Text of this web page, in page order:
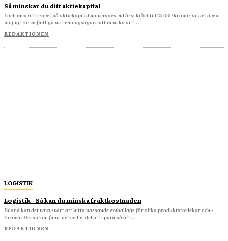
Så minskar du ditt aktiekapital
I och med att kravet på aktiekapital halverades vid årsskiftet till 25 000 kronor är det även
möjligt för befintliga aktiebolagsägare att minska ditt...
REDAKTIONEN
LOGISTIK
Logistik – Så kan du minska fraktkostnaden
Ibland kan det vara svårt att hitta passande emballage för olika produktstorlekar och -
former. Dessutom finns det en hel del att spara på att...
REDAKTIONEN